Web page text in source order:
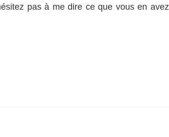
pas à me dire ce que vous en avez